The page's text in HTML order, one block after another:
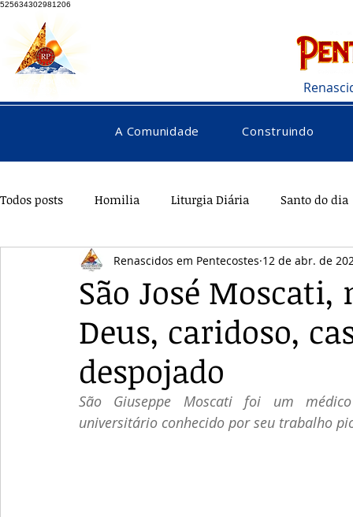
525634302981206
A Comunidade Construindo
Todos posts Homilia Liturgia Diária Santo do dia
Pentecostes Galeria Orações Saúde
São José
Deus, caridoso,
despojado
Renascidos em Pentecostes 12 de abr. de
São Giuseppe Moscati foi um
universitário conhecido por seu trabalho